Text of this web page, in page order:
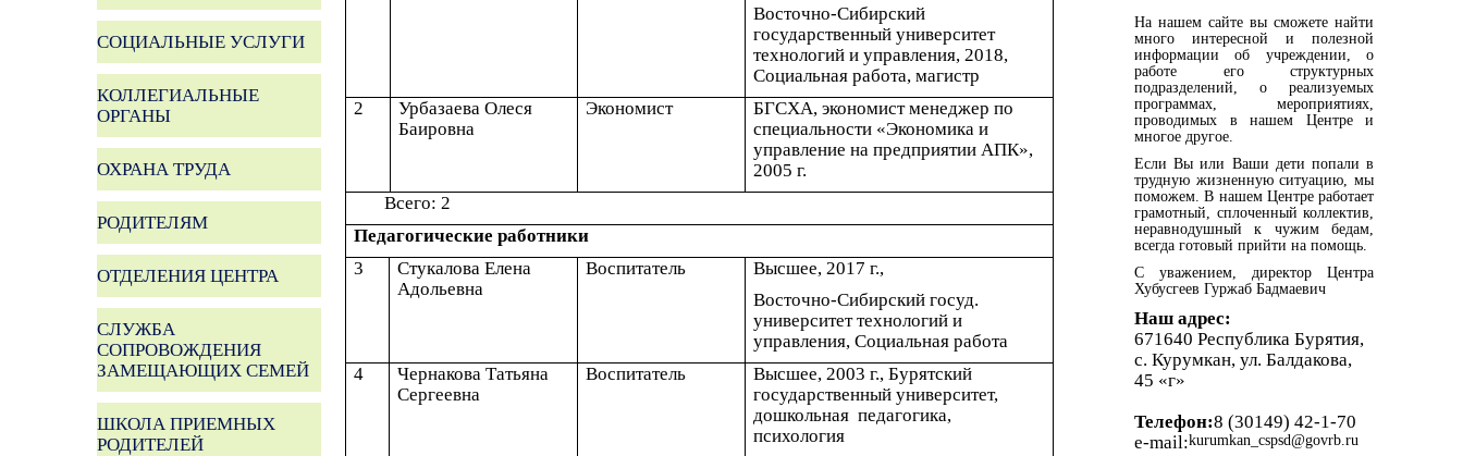
СОЦИАЛЬНЫЕ УСЛУГИ
КОЛЛЕГИАЛЬНЫЕ
ОРГАНЫ
ОХРАНА ТРУДА
РОДИТЕЛЯМ
ОТДЕЛЕНИЯ ЦЕНТРА
СЛУЖБА
СОПРОВОЖДЕНИЯ
ЗАМЕЩАЮЩИХ СЕМЕЙ
ШКОЛА ПРИЕМНЫХ
РОДИТЕЛЕЙ
Восточно-Сибирский
государственный университет
технологий и управления, 2018,
Социальная работа, магистр
2
Урбазаева Олеся
Баировна
Экономист
БГСХА, экономист менеджер по
специальности «Экономика и
управление на предприятии АПК»,
2005 г.
Всего: 2
Педагогические работники
3
Стукалова Елена
Адольевна
Воспитатель
Высшее, 2017 г.,
Восточно-Сибирский госуд.
университет технологий и
управления, Социальная работа
4
Чернакова Татьяна
Сергеевна
Воспитатель
Высшее, 2003 г., Бурятский
государственный университет,
дошкольная педагогика,
психология
На нашем сайте вы сможете найти
много интересной и полезной
информации об учреждении, о
работе его структурных
подразделений, о реализуемых
программах, мероприятиях,
проводимых в нашем Центре и
многое другое.
Если Вы или Ваши дети попали в
трудную жизненную ситуацию, мы
поможем. В нашем Центре работает
грамотный, сплоченный коллектив,
неравнодушный к чужим бедам,
всегда готовый прийти на помощь.
С уважением, директор Центра
Хубусгеев Гуржаб Бадмаевич
Наш адрес:
671640 Республика Бурятия,
с. Курумкан, ул. Балдакова,
45 «г»
Телефон:8 (30149) 42-1-70
e-mail:kurumkan_cspsd@govrb.ru